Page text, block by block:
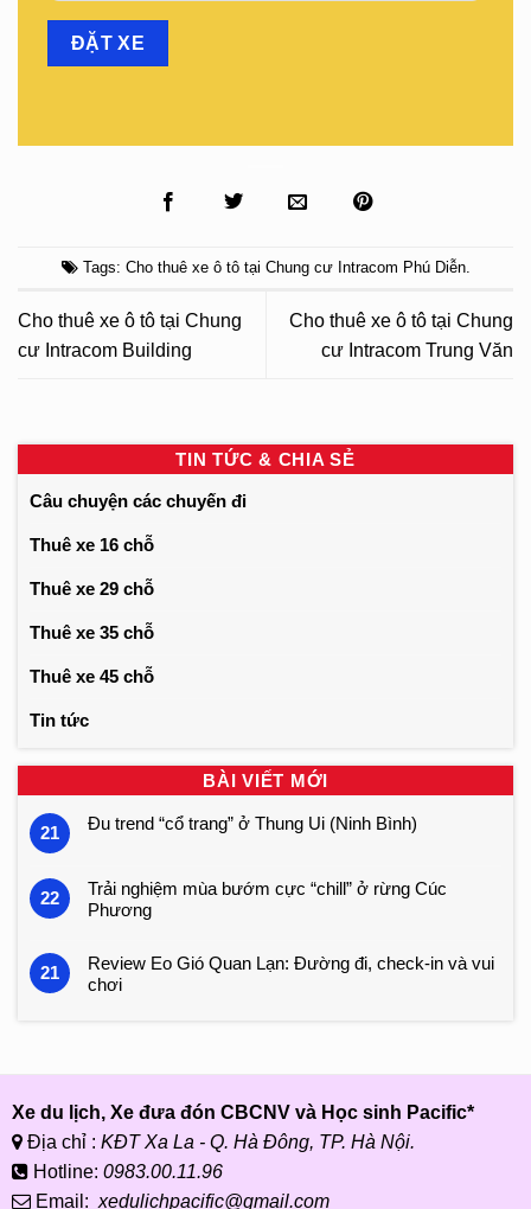
Tags: Cho thuê xe ô tô tại Chung cư Intracom Phú Diễn.
Cho thuê xe ô tô tại Chung
cư Intracom Building
Cho thuê xe ô tô tại Chung
cư Intracom Trung Văn
TIN TỨC & CHIA SẺ
Câu chuyện các chuyến đi
Thuê xe 16 chỗ
Thuê xe 29 chỗ
Thuê xe 35 chỗ
Thuê xe 45 chỗ
Tin tức
BÀI VIẾT MỚI
21 Đu trend “cổ trang” ở Thung Ui (Ninh Bình)
22
Trải nghiệm mùa bướm cực “chill” ở rừng Cúc
Phương
21
Review Eo Gió Quan Lạn: Đường đi, check-in và vui
chơi
Xe du lịch, Xe đưa đón CBCNV và Học sinh Pacific*
Địa chỉ : KĐT Xa La - Q. Hà Đông, TP. Hà Nội.
Hotline: 0983.00.11.96
Email: xedulichpacific@gmail.com